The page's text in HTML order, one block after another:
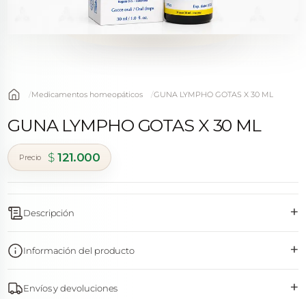
Medicamentos homeopáticos GUNA LYMPHO GOTAS X 30 ML
GUNA LYMPHO GOTAS X 30 ML
$121.000
Descripción +
Información del producto +
Envíos y devoluciones +